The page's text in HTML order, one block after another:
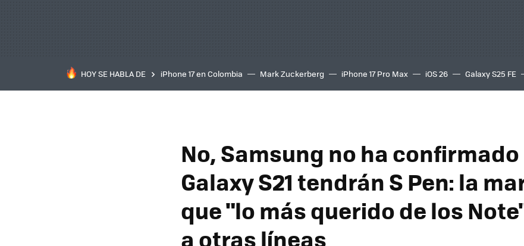
HOY SE HABLA DE iPhone 17 en Colombia Mark Zuckerberg iPhone 17 Pro Max iOS 26 Galaxy S25 FE
inteligente
IA TCL C8K
No, Samsung no ha
Galaxy S21 tendrán S Pen: la
que "lo más querido de los
a otras líneas